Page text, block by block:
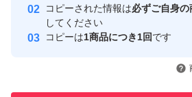
取引実績
引を完
コピーされた情報は必ずご自身
してください
コピーは1商品につき1回です